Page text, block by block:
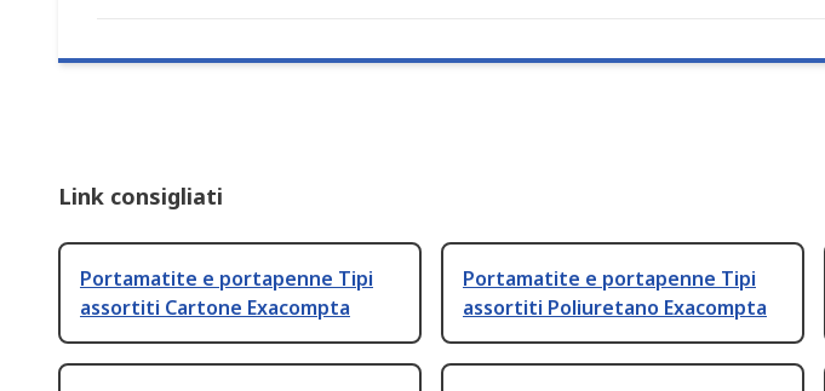
Link consigliati
Portamatite e portapenne Tipi
assortiti Cartone Exacompta
Portamatite e portapenne Tipi
assortiti Poliuretano Exacompta